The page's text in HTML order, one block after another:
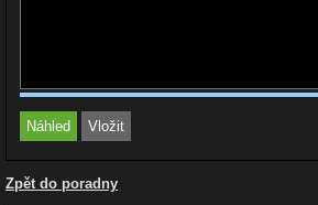
Zpět do poradny